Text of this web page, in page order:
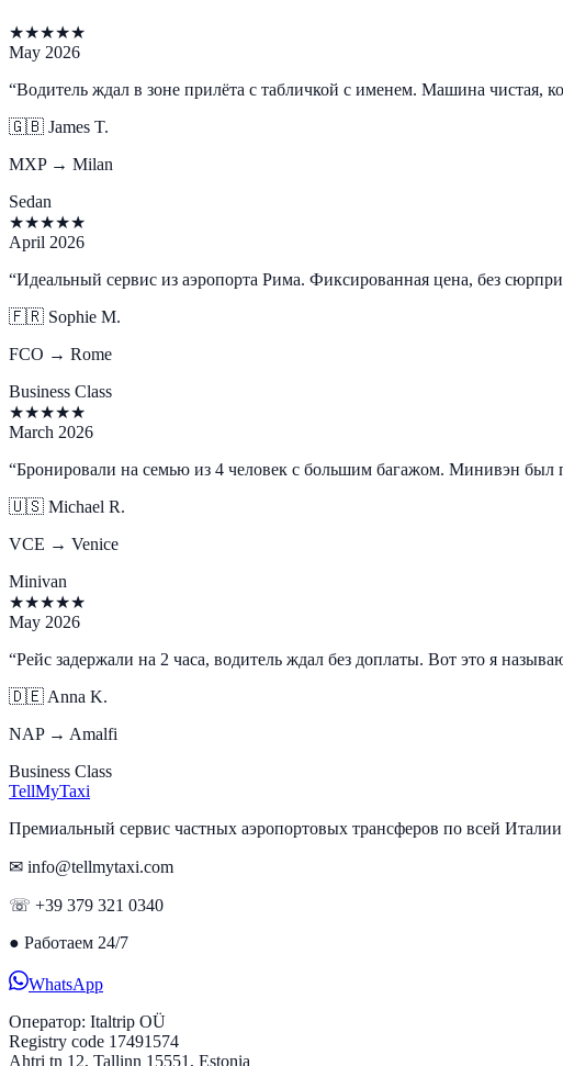
★★★★★
May 2026
“Водитель ждал в зоне прилёта с табличкой с именем. Машина чистая,
🇬🇧 James T.
MXP → Milan
Sedan
★★★★★
April 2026
“Идеальный сервис из аэропорта Рима. Фиксированная цена, без
🇫🇷 Sophie M.
FCO → Rome
Business Class
★★★★★
March 2026
“Бронировали на семью из 4 человек с большим багажом. Минивэн
🇺🇸 Michael R.
VCE → Venice
Minivan
★★★★★
May 2026
“Рейс задержали на 2 часа, водитель ждал без доплаты. Вот это я
🇩🇪 Anna K.
NAP → Amalfi
Business Class
TellMyTaxi
Премиальный сервис частных аэропортовых трансферов по всей
✉ info@tellmytaxi.com
☏ +39 379 321 0340
● Работаем 24/7
WhatsApp
Оператор: Italtrip OÜ
Registry code 17491574
Ahtri tn 12, Tallinn 15551, Estonia